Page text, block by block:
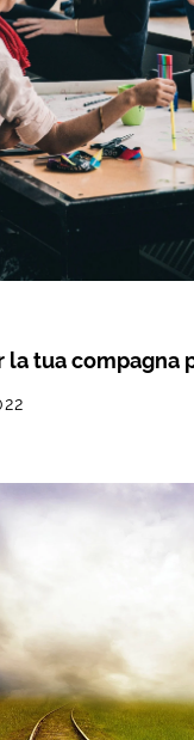
la tua compagna